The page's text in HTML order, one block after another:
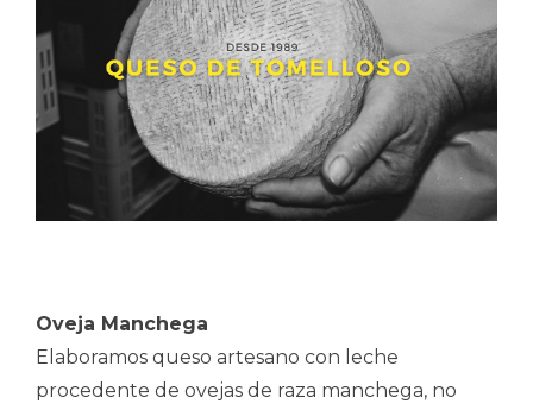
Oveja Manchega
Elaboramos queso artesano con leche
procedente de ovejas de raza manchega, no